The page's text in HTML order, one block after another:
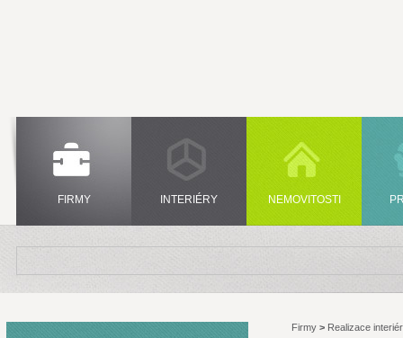
FIRMY INTERIÉRY NEMOVITOSTI
Firmy > Realizace